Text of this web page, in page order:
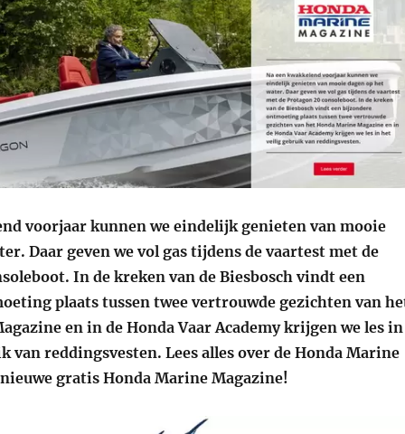
voorjaar kunnen we eindelijk genieten van mooie
Daar geven we vol gas tijdens de vaartest met de
In de kreken van de Biesbosch vindt een
plaats tussen twee vertrouwde gezichten van
en in de Honda Vaar Academy krijgen we les in
van reddingsvesten. Lees alles over de Honda Marine
gratis Honda Marine Magazine!